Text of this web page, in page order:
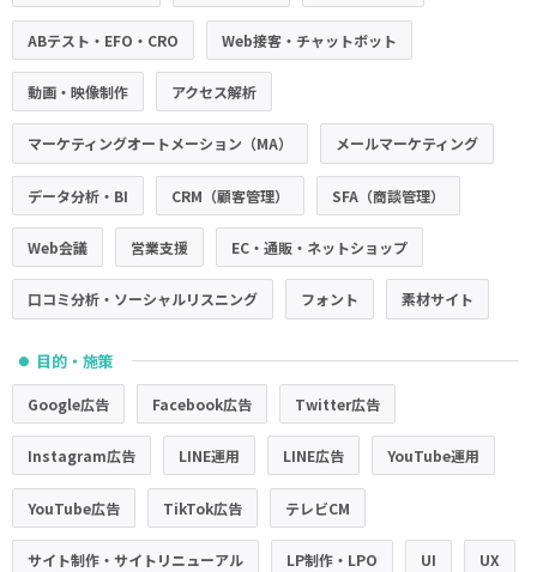
ABテスト・EFO・CRO Web接客・チャットボット
動画・映像制作 アクセス解析
マーケティングオートメーション（MA） メールマーケティング
データ分析・BI CRM（顧客管理） SFA（商談管理）
Web会議 営業支援 EC・通販・ネットショップ
口コミ分析・ソーシャルリスニング フォント 素材サイト
● 目的・施策
Google広告 Facebook広告 Twitter広告
Instagram広告 LINE運用 LINE広告 YouTube運用
YouTube広告 TikTok広告 テレビCM
サイト制作・サイトリニューアル LP制作・LPO UI UX